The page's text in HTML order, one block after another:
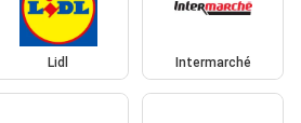
Lidl Intermarché